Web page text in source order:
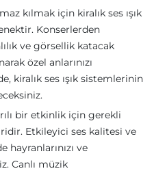
kılmak için kiralık ses ışık
Konserlerden
ve görsellik katacak
özel anlarınızı
kiralık ses ışık sistemlerinin
bir etkinlik için gerekli
Etkileyici ses kalitesi ve
hayranlarınızı ve
Canlı müzik